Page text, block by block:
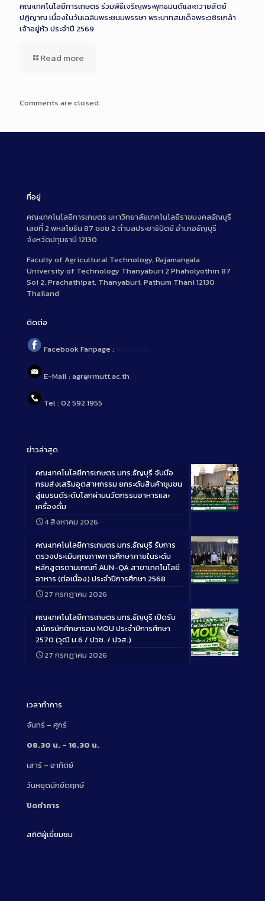
คณะเทคโนโลยีการเกษตร ร่วมพิธีเจริญพระพุทธมนต์และถวายสัตย์
ปฏิญาณ เนื่องในวันเฉลิมพระชนมพรรษา พระบาทสมเด็จพระวชิรเกล้า
เจ้าอยู่หัว ประจำปี 2569
Read more
Comments are closed.
ที่อยู่
คณะเทคโนโลยีการเกษตร มหาวิทยาลัยเทคโนโลยีราชมงคลธัญบุรี
เลขที่ 2 พหลโยธิน 87 ซอย 2 ตำบลประชาธิปัตย์ อำเภอธัญบุรี
จังหวัดปทุมธานี 12130
Faculty of Agricultural Technology, Rajamangala
University of Technology Thanyaburi 2 Phaholyothin 87
Soi 2, Prachathipat, Thanyaburi, Pathum Thani 12130
Thailand
ติดต่อ
Facebook Fanpage :
E-Mail : agr@rmutt.ac.th
Tel : 02 592 1955
ข่าวล่าสุด
Long
คณะเทคโนโลยีการเกษตร มทร.ธัญบุรี จับมือ
กรมส่งเสริมอุตสาหกรรม ยกระดับสินค้าชุมชน
สู่แบรนด์ระดับโลกผ่านนวัตกรรมอาหารและ
เครื่องดื่ม
4 สิงหาคม 2026
Long
คณะเทคโนโลยีการเกษตร มทร.ธัญบุรี รับการ
ตรวจประเมินคุณภาพการศึกษาภายในระดับ
หลักสูตรตามเกณฑ์ AUN-QA สาขาเทคโนโลยี
อาหาร (ต่อเนื่อง) ประจำปีการศึกษา 2568
27 กรกฎาคม 2026
Long
คณะเทคโนโลยีการเกษตร มทร.ธัญบุรี เปิดรับ
สมัครนักศึกษารอบ MOU ประจำปีการศึกษา
2570 (วุฒิ ม.6 / ปวช. / ปวส.)
27 กรกฎาคม 2026
เวลาทำการ
จันทร์ – ศุกร์
08.30 น. – 16.30 น.
เสาร์ – อาทิตย์
วันหยุดนักขัตฤกษ์
ปิดทำการ
สถิติผู้เยี่ยมชม